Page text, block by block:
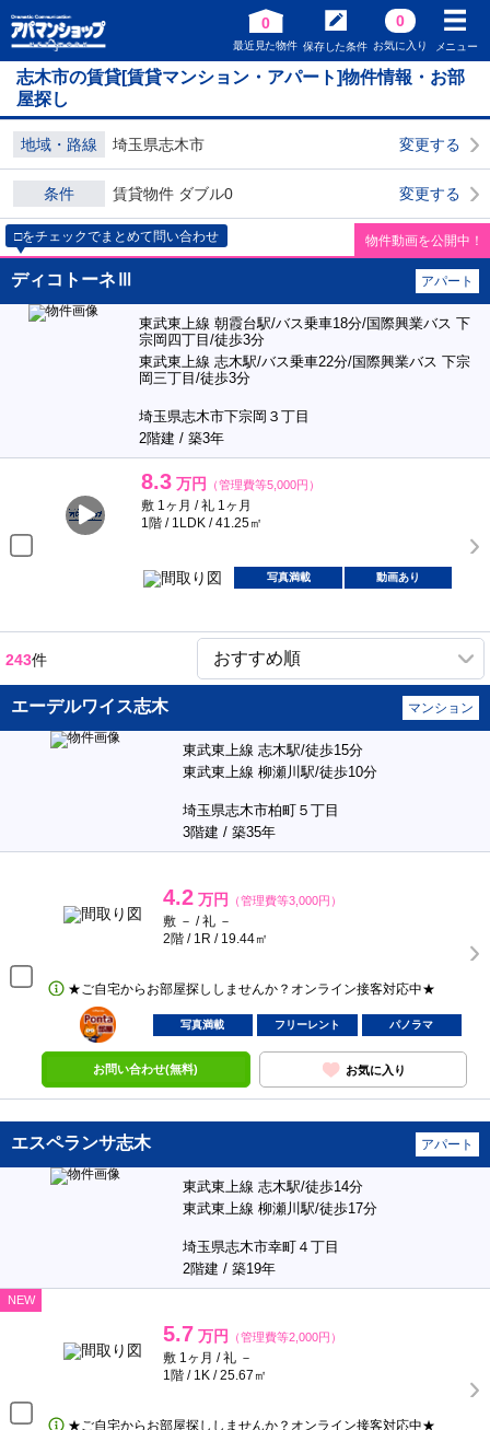
0
最近見た物件 保存した条件
0
お気に入り メニュー
志木市の賃貸[賃貸マンション・アパート]物件情報・お部
屋探し
地域・路線 埼玉県志木市 変更する
条件 賃貸物件 ダブル0 変更する
□をチェックでまとめて問い合わせ 物件動画を公開中！
ディコトーネⅢ アパート
東武東上線 朝霞台駅/バス乗車18分/国際興業バス 下
宗岡四丁目/徒歩3分
東武東上線 志木駅/バス乗車22分/国際興業バス 下宗
岡三丁目/徒歩3分
埼玉県志木市下宗岡３丁目
2階建 / 築3年
8.3 万円 （管理費等5,000円）
敷 1ヶ月 / 礼 1ヶ月
1階 / 1LDK / 41.25㎡
写真満載 動画あり
243件
エーデルワイス志木 マンション
東武東上線 志木駅/徒歩15分
東武東上線 柳瀬川駅/徒歩10分
埼玉県志木市柏町５丁目
3階建 / 築35年
4.2 万円 （管理費等3,000円）
敷 － / 礼 －
2階 / 1R / 19.44㎡
★ご自宅からお部屋探ししませんか？オンライン接客対応中★
ポンタ
部屋
写真満載 フリーレント パノラマ
お問い合わせ(無料) お気に入り
エスペランサ志木 アパート
東武東上線 志木駅/徒歩14分
東武東上線 柳瀬川駅/徒歩17分
埼玉県志木市幸町４丁目
2階建 / 築19年
NEW
5.7 万円 （管理費等2,000円）
敷 1ヶ月 / 礼 －
1階 / 1K / 25.67㎡
★ご自宅からお部屋探ししませんか？オンライン接客対応中★